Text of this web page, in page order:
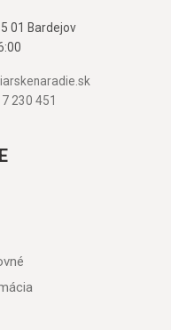
01 Bardejov
230 451